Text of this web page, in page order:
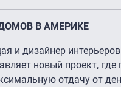
В АМЕРИКЕ
и дизайнер
новый проект, где
отдачу от